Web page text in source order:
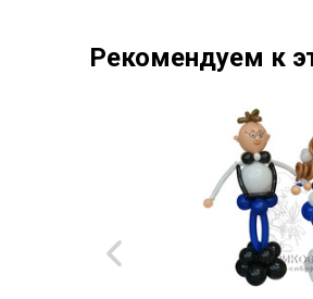
Рекомендуем к